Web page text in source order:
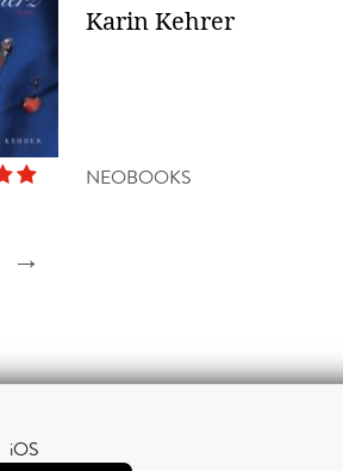
Karin Kehrer
NEOBOOKS
→
iOS